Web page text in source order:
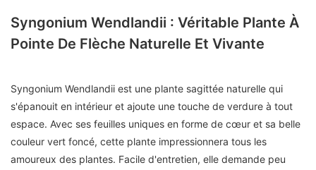
Syngonium Wendlandii : Véritable Plante À
Pointe De Flèche Naturelle Et Vivante
Syngonium Wendlandii est une plante sagittée naturelle qui
s'épanouit en intérieur et ajoute une touche de verdure à tout
espace. Avec ses feuilles uniques en forme de cœur et sa belle
couleur vert foncé, cette plante impressionnera tous les
amoureux des plantes. Facile d'entretien, elle demande peu